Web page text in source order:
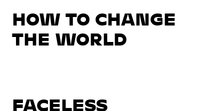
HOW TO CHANGE
THE WORLD
FACELESS